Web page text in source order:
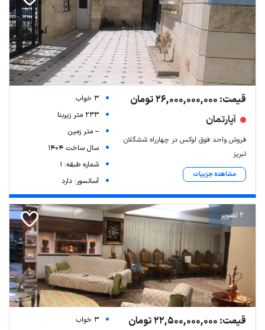
قیمت: 26,000,000,000 تومان
آپارتمان
فروش واحد فوق لوکس در چهارراه ششگلان
تبریز
مشاهده جزییات
3 خواب
233 متر زیربنا
-- متر زمین
سال ساخت 1404
شماره طبقه: 1
آسانسور: دارد
2 تصویر
قیمت: 22,500,000,000 تومان
3 خواب